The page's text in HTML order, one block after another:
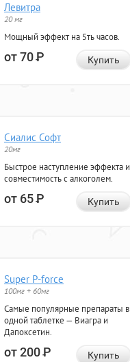
Левитра
20 мг
Мощный эффект на 5ть часов.
от 70Р Купить
Сиалис Софт
20мг
Быстрое наступление эффекта и
совместимость с алкоголем.
от 65Р Купить
Super P-force
100мг + 60мг
Самые популярные препараты в
одной таблетке — Виагра и
Дапоксетин.
от 200Р Купить